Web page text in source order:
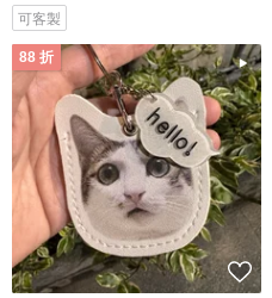
可客製
88 折